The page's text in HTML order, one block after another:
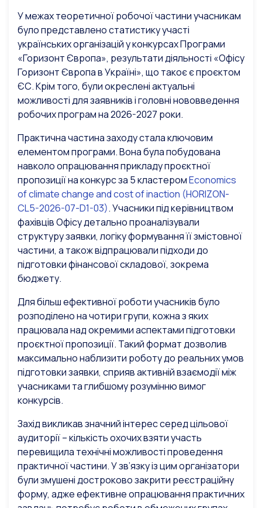
У межах теоретичної робочої частини учасникам
було представлено статистику участі
українських організацій у конкурсах Програми
«Горизонт Європа», результати діяльності «Офісу
Горизонт Європа в Україні», що такоє є проєктом
ЄС. Крім того, були окреслені актуальні
можливості для заявників і головні нововведення
робочих програм на 2026-2027 роки.
Практична частина заходу стала ключовим
елементом програми. Вона була побудована
навколо опрацювання прикладу проєктної
пропозиції на конкурс за 5 кластеромEconomics
of climate change and cost of inaction (HORIZON-
CL5-2026-07-D1-03). Учасники під керівництвом
фахівців Офісу детально проаналізували
структуру заявки, логіку формування її змістовної
частини, а також відпрацювали підходи до
підготовки фінансової складової, зокрема
бюджету.
Для більш ефективної роботи учасників було
розподілено на чотири групи, кожна з яких
працювала над окремими аспектами підготовки
проєктної пропозиції. Такий формат дозволив
максимально наблизити роботу до реальних умов
підготовки заявки, сприяв активній взаємодії між
учасниками та глибшому розумінню вимог
конкурсів.
Захід викликав значний інтерес серед цільової
аудиторії – кількість охочих взяти участь
перевищила технічні можливості проведення
практичної частини. У зв’язку із цим організатори
були змушені достроково закрити реєстраційну
форму, адже ефективне опрацювання практичних